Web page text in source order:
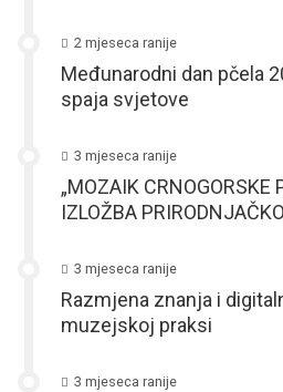
2 mjeseca ranije
Međunarodni dan pčela
spaja svjetove
3 mjeseca ranije
„MOZAIK CRNOGORSKE
IZLOŽBA
3 mjeseca ranije
Razmjena znanja i
muzejskoj praksi
3 mjeseca ranije